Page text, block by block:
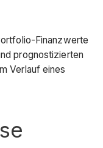
Finanzwerte
prognostizierten
Verlauf eines